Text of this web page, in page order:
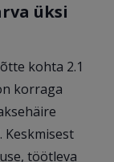
üksi
kohta 2.1
korraga
Keskmisest
töötleva